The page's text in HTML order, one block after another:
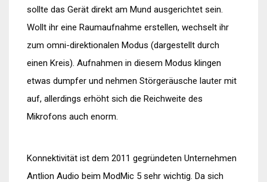
sollte das Gerät direkt am Mund ausgerichtet sein.
Wollt ihr eine Raumaufnahme erstellen, wechselt ihr
zum omni-direktionalen Modus (dargestellt durch
einen Kreis). Aufnahmen in diesem Modus klingen
etwas dumpfer und nehmen Störgeräusche lauter mit
auf, allerdings erhöht sich die Reichweite des
Mikrofons auch enorm.
Konnektivität ist dem 2011 gegründeten Unternehmen
Antlion Audio beim ModMic 5 sehr wichtig. Da sich